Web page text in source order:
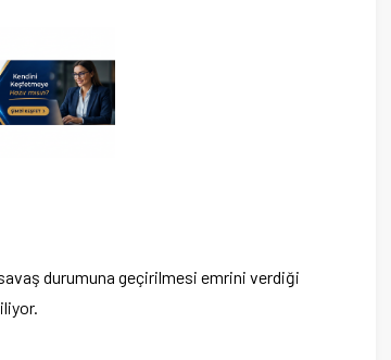
durumuna geçirilmesi emrini verdiği